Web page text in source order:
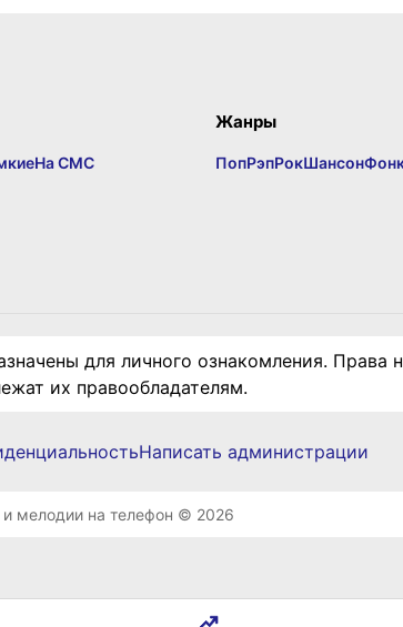
На СМС
Жанры
ПопРэпРокШансон
для личного ознакомления. Права
их правообладателям.
Написать администрации
мелодии на телефон © 2026